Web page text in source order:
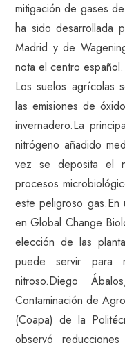
mitigación de gases
ha sido desarrollada
Madrid y de
nota el centro español.
Los suelos agrícolas
las emisiones de
invernadero.La
nitrógeno añadido
vez se deposita el
procesos
este peligroso gas.En
en Global Change
elección de las
puede servir para
nitroso.Diego
Contaminación de
(Coapa) de la
observó